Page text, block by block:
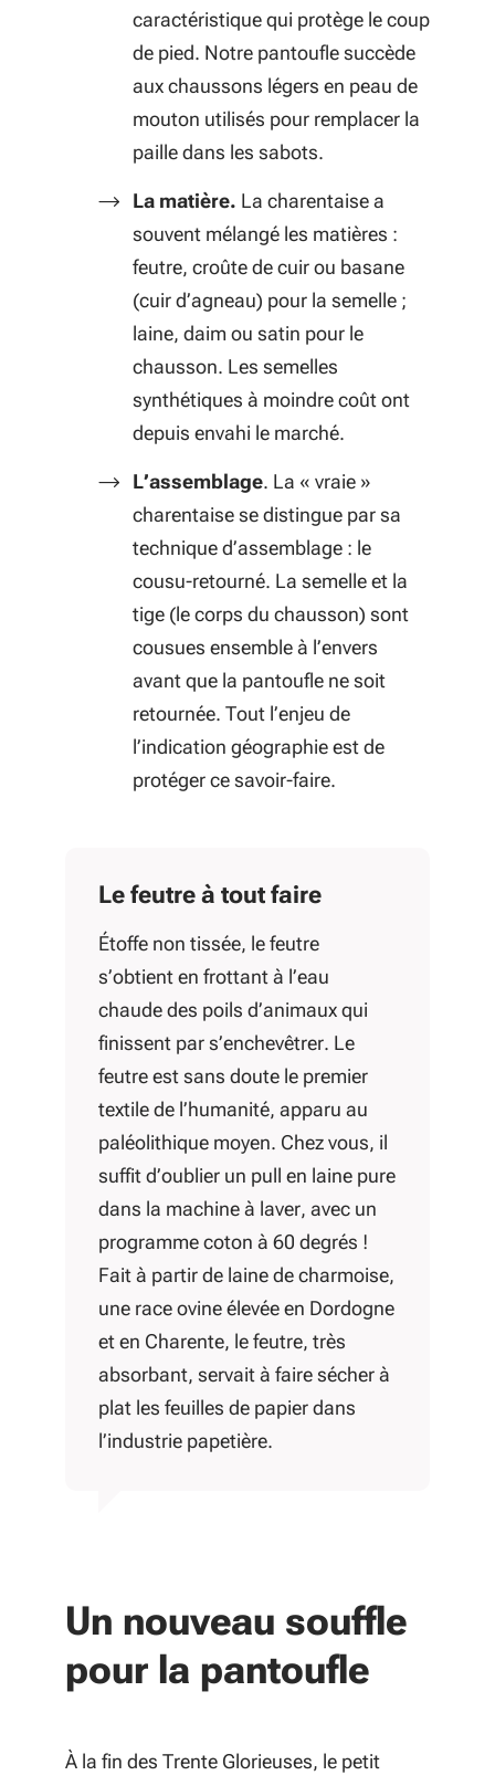
caractéristique qui protège le coup
de pied. Notre pantoufle succède
aux chaussons légers en peau de
mouton utilisés pour remplacer la
paille dans les sabots.
La matière. La charentaise a
souvent mélangé les matières :
feutre, croûte de cuir ou basane
(cuir d’agneau) pour la semelle ;
laine, daim ou satin pour le
chausson. Les semelles
synthétiques à moindre coût ont
depuis envahi le marché.
L’assemblage. La « vraie »
charentaise se distingue par sa
technique d’assemblage : le
cousu-retourné. La semelle et la
tige (le corps du chausson) sont
cousues ensemble à l’envers
avant que la pantoufle ne soit
retournée. Tout l’enjeu de
l’indication géographie est de
protéger ce savoir-faire.
Le feutre à tout faire
Étoffe non tissée, le feutre
s’obtient en frottant à l’eau
chaude des poils d’animaux qui
finissent par s’enchevêtrer. Le
feutre est sans doute le premier
textile de l’humanité, apparu au
paléolithique moyen. Chez vous, il
suffit d’oublier un pull en laine pure
dans la machine à laver, avec un
programme coton à 60 degrés !
Fait à partir de laine de charmoise,
une race ovine élevée en Dordogne
et en Charente, le feutre, très
absorbant, servait à faire sécher à
plat les feuilles de papier dans
l’industrie papetière.
Un nouveau souffle
pour la pantoufle
À la fin des Trente Glorieuses, le petit